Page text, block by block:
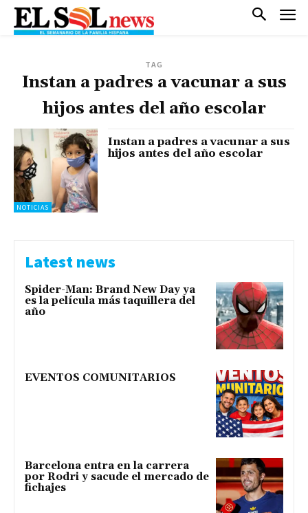
TAG
Instan a padres a vacunar a sus
hijos antes del año escolar
NOTICIAS
Instan a padres a vacunar a sus
hijos antes del año escolar
Latest news
Spider-Man: Brand New Day ya
es la película más taquillera del
año
EVENTOS COMUNITARIOS
Barcelona entra en la carrera
por Rodri y sacude el mercado de
fichajes